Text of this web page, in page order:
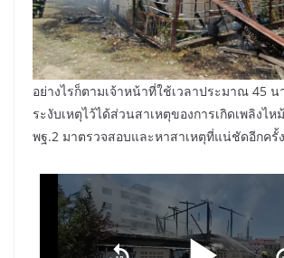
อย่างไรก็ตามเจ้าหน้าที่ใช้เวลาประมาณ 45 น
ระงับเหตุไว้ได้ส่วนสาเหตุของการเกิดเพลิงไห
พฐ.2 มาตรวจสอบและหาสาเหตุที่แน่ชัดอีกครั้ง